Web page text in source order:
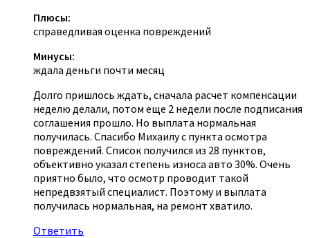
Плюсы:
справедливая оценка повреждений
Минусы:
ждала деньги почти месяц
Долго пришлось ждать, сначала расчет компенсации
неделю делали, потом еще 2 недели после подписания
соглашения прошло. Но выплата нормальная
получилась. Спасибо Михаилу с пункта осмотра
повреждений. Список получился из 28 пунктов,
объективно указал степень износа авто 30%. Очень
приятно было, что осмотр проводит такой
непредвзятый специалист. Поэтому и выплата
получилась нормальная, на ремонт хватило.
Ответить